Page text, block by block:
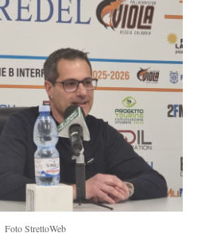
Foto StrettoWeb